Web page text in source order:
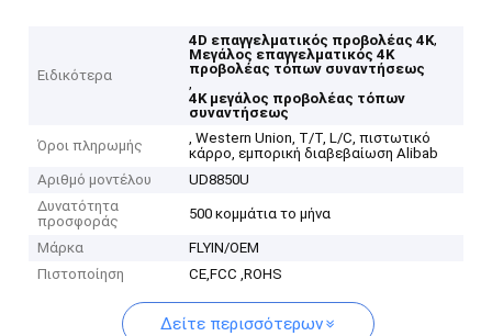
Ειδικότερα
4D επαγγελματικός προβολέας 4K,
Μεγάλος επαγγελματικός 4K
προβολέας τόπων συναντήσεως
,
4K μεγάλος προβολέας τόπων
συναντήσεως
Όροι πληρωμής
, Western Union, T/T, L/C, πιστωτικό
κάρρο, εμπορική διαβεβαίωση Alibab
Αριθμό μοντέλου
UD8850U
Δυνατότητα
προσφοράς
500 κομμάτια το μήνα
Μάρκα
FLYIN/OEM
Πιστοποίηση
CE,FCC ,ROHS
Δείτε περισσότερων